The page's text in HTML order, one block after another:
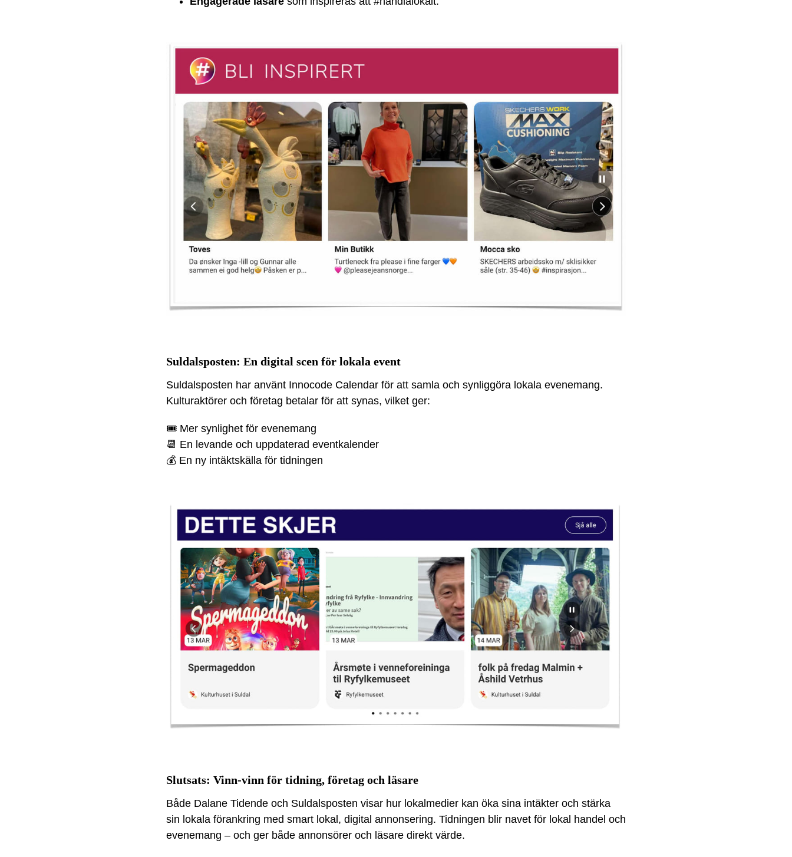
Suldalsposten: En digital scen för lokala event
Suldalsposten har använt Innocode Calendar för att samla och synliggöra lokala evenemang.
Kulturaktörer och företag betalar för att synas, vilket ger:
🎟️ Mer synlighet för evenemang
📆 En levande och uppdaterad eventkalender
💰 En ny intäktskälla för tidningen
Slutsats: Vinn-vinn för tidning, företag och läsare
Både Dalane Tidende och Suldalsposten visar hur lokalmedier kan öka sina intäkter och stärka
sin lokala förankring med smart lokal, digital annonsering. Tidningen blir navet för lokal handel och
evenemang – och ger både annonsörer och läsare direkt värde.